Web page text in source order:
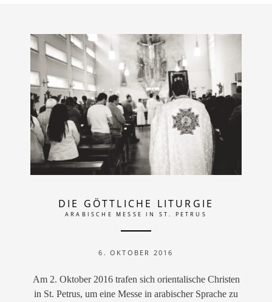
DIE GÖTTLICHE LITURGIE
ARABISCHE MESSE IN ST. PETRUS
6. OKTOBER 2016
Am 2. Oktober 2016 trafen sich orientalische Christen
in St. Petrus, um eine Messe in arabischer Sprache zu